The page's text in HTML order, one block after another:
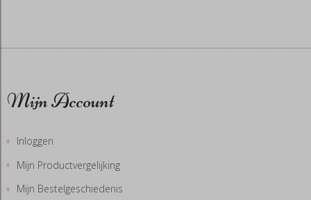
Mijn Account
Inloggen
Mijn Productvergelijking
Mijn Bestelgeschiedenis